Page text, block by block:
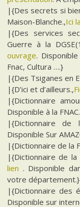
|{Des secrets si
Maison-Blanche.,Ici
|{Des services
Guerre à la
ouvrage.
Fnac, Cultura ….}
|{Des Tsiganes en
|{D’ici et d’ailleurs.,
|{Dictionnaire
Disponible à la
|{Dictionnaire de
Disponible Sur
|{Dictionnaire de la
|{Dictionnaire de la
lien . Disponible
votre département.}
|{Dictionnaire des
Disponible sur